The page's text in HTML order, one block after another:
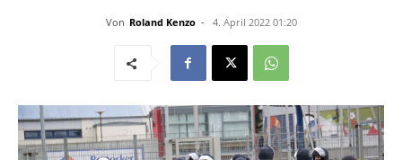
Von Roland Kenzo - 4. April 2022 01:20